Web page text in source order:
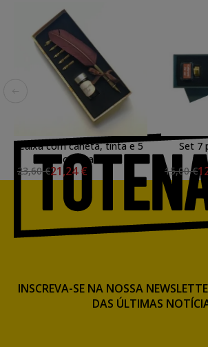
Caixa com caneta, tinta e 5
canetas
23,60 €21,24 €
Set 7
15,00 €
INSCREVA-SE NA NOSSA
DAS ÚLTIMAS